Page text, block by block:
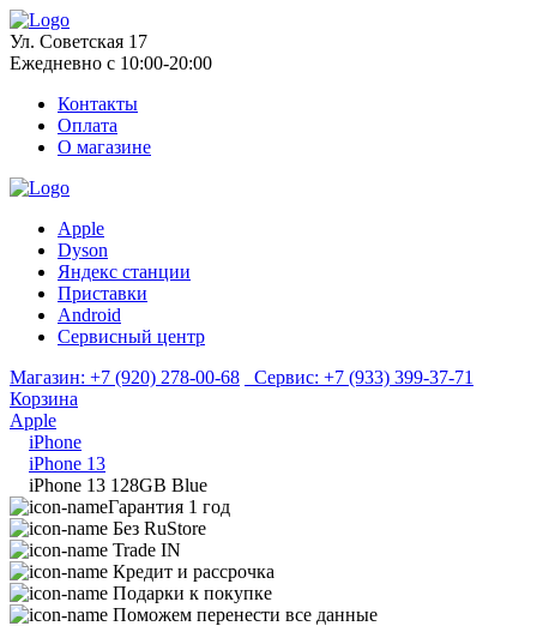
Ул. Советская 17
Ежедневно с 10:00-20:00
Контакты
Оплата
О магазине
Apple
Dyson
Яндекс станции
Приставки
Android
Сервисный центр
Магазин: +7 (920) 278-00-68 Сервис: +7 (933) 399-37-71
Корзина
Apple
iPhone
iPhone 13
iPhone 13 128GB Blue
Гарантия 1 год
Без RuStore
Trade IN
Кредит и рассрочка
Подарки к покупке
Поможем перенести все данные